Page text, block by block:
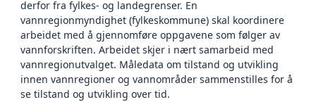
derfor fra fylkes- og landegrenser. En
vannregionmyndighet (fylkeskommune) skal koordinere
arbeidet med å gjennomføre oppgavene som følger av
vannforskriften. Arbeidet skjer i nært samarbeid med
vannregionutvalget. Måledata om tilstand og utvikling
innen vannregioner og vannområder sammenstilles for å
se tilstand og utvikling over tid.